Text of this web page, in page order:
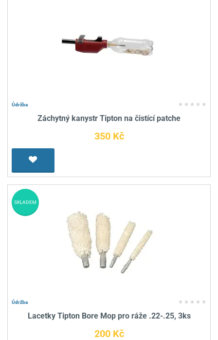
Údržba
Záchytný kanystr Tipton na čistící patche
350 Kč
Údržba
Lacetky Tipton Bore Mop pro ráže .22-.25, 3ks
200 Kč
SKLADEM